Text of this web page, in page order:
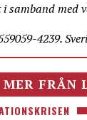
samband med
4239.
MER FRÅN